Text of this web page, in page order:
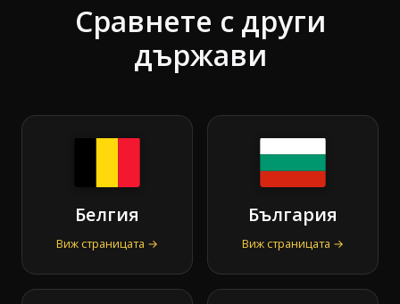
Сравнете с други
държави
Белгия
Виж страницата →
България
Виж страницата →